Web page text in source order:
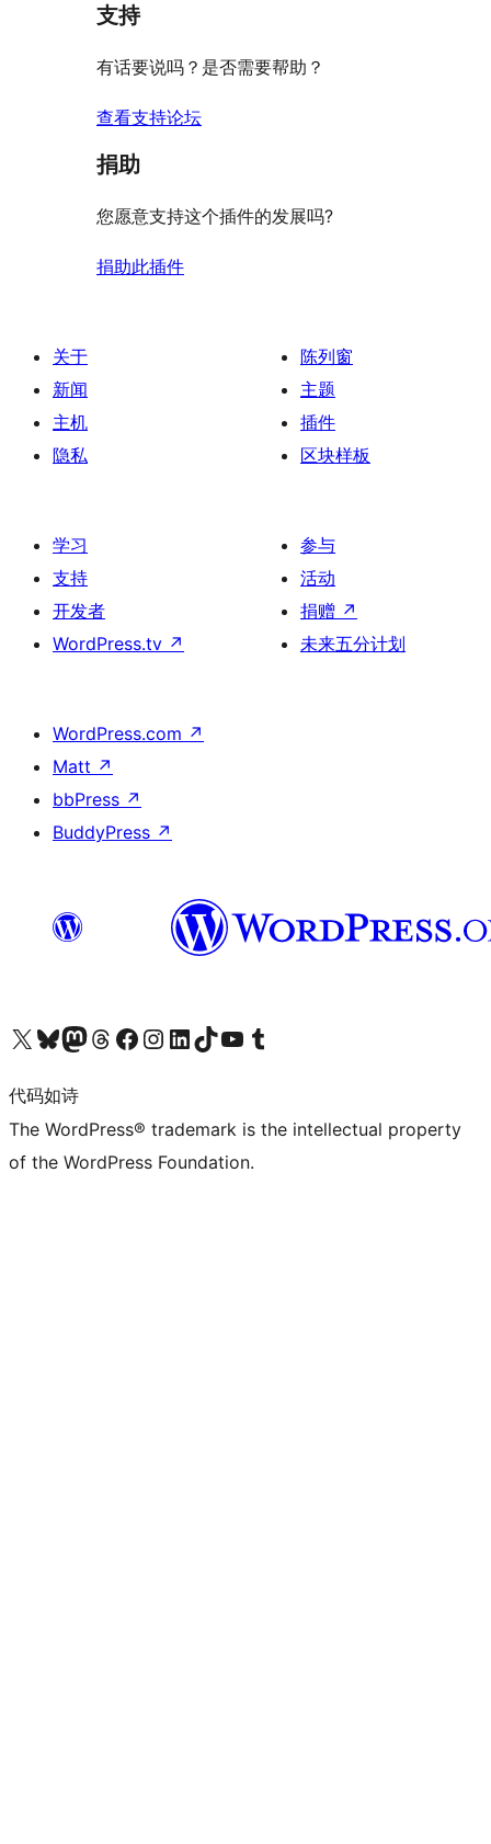
支持
有话要说吗？是否需要帮助？
查看支持论坛
捐助
您愿意支持这个插件的发展吗?
捐助此插件
关于
新闻
主机
隐私
陈列窗
主题
插件
区块样板
学习
支持
开发者
WordPress.tv ↗
参与
活动
捐赠 ↗
未来五分计划
WordPress.com ↗
Matt ↗
bbPress ↗
BuddyPress ↗
关注我们的 X（原 Twitter）账号访问我们的 Bluesky 账号关注我们的 Mastodon 账号访问我们的 Threads 账号 访问我们的 Facebook 公共主页关注我们的 Instagram 账号 关注我们的 LinkedIn 主页访问我们的 TikTok 账号访问我们的 YouTube 频道 访问我们的 Tumblr 账号
代码如诗
The WordPress® trademark is the intellectual property
of the WordPress Foundation.